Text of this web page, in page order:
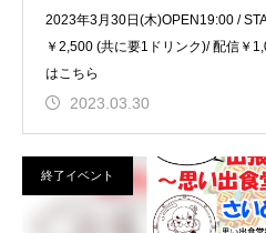
2023年3月30日(木)OPEN19:00 /
￥2,500 (共に要1ドリンク)/ 配信￥
はこちら
2023.03.30
終了イベント